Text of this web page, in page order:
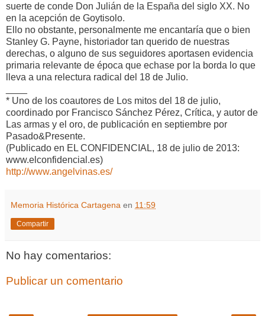
suerte de conde Don Julián de la España del siglo XX. No
en la acepción de Goytisolo.
Ello no obstante, personalmente me encantaría que o bien
Stanley G. Payne, historiador tan querido de nuestras
derechas, o alguno de sus seguidores aportasen evidencia
primaria relevante de época que echase por la borda lo que
lleva a una relectura radical del 18 de Julio.
* Uno de los coautores de Los mitos del 18 de julio,
coordinado por Francisco Sánchez Pérez, Crítica, y autor de
Las armas y el oro, de publicación en septiembre por
Pasado&Presente.
(Publicado en EL CONFIDENCIAL, 18 de julio de 2013:
www.elconfidencial.es)
http://www.angelvinas.es/
Memoria Histórica Cartagena en 11:59
Compartir
No hay comentarios:
Publicar un comentario